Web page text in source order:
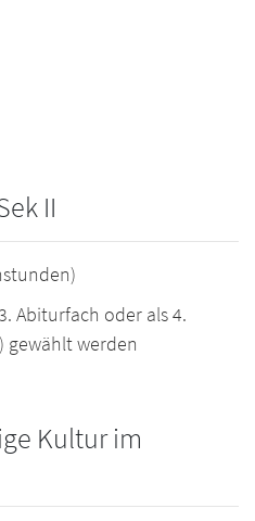
II
Abiturfach oder als 4.
werden
Kultur im